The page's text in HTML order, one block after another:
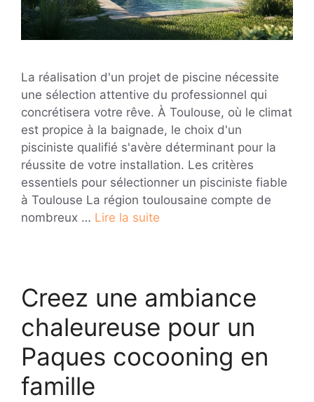
La réalisation d'un projet de piscine nécessite
une sélection attentive du professionnel qui
concrétisera votre rêve. À Toulouse, où le climat
est propice à la baignade, le choix d'un
pisciniste qualifié s'avère déterminant pour la
réussite de votre installation. Les critères
essentiels pour sélectionner un pisciniste fiable
à Toulouse La région toulousaine compte de
nombreux … Lire la suite
Creez une ambiance
chaleureuse pour un
Paques cocooning en
famille